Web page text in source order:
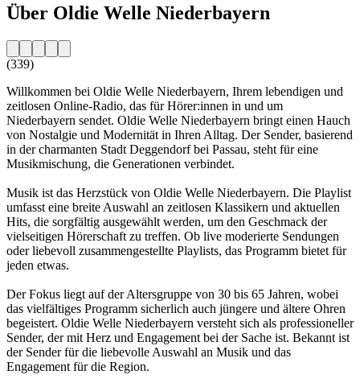
Über Oldie Welle Niederbayern
(339)
Willkommen bei Oldie Welle Niederbayern, Ihrem lebendigen und
zeitlosen Online-Radio, das für Hörer:innen in und um
Niederbayern sendet. Oldie Welle Niederbayern bringt einen Hauch
von Nostalgie und Modernität in Ihren Alltag. Der Sender, basierend
in der charmanten Stadt Deggendorf bei Passau, steht für eine
Musikmischung, die Generationen verbindet.
Musik ist das Herzstück von Oldie Welle Niederbayern. Die Playlist
umfasst eine breite Auswahl an zeitlosen Klassikern und aktuellen
Hits, die sorgfältig ausgewählt werden, um den Geschmack der
vielseitigen Hörerschaft zu treffen. Ob live moderierte Sendungen
oder liebevoll zusammengestellte Playlists, das Programm bietet für
jeden etwas.
Der Fokus liegt auf der Altersgruppe von 30 bis 65 Jahren, wobei
das vielfältiges Programm sicherlich auch jüngere und ältere Ohren
begeistert. Oldie Welle Niederbayern versteht sich als professioneller
Sender, der mit Herz und Engagement bei der Sache ist. Bekannt ist
der Sender für die liebevolle Auswahl an Musik und das
Engagement für die Region.